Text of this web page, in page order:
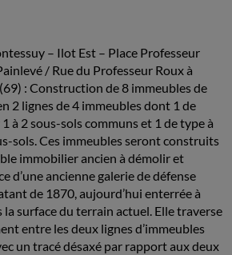
– Ilot Est – Place Professeur
/ Rue du Professeur Roux à
: Construction de 8 immeubles de
2 lignes de 4 immeubles dont 1 de
à 2 sous-sols communs et 1 de type à
sols. Ces immeubles seront construits
immobilier ancien à démolir et
d’une ancienne galerie de défense
de 1870, aujourd’hui enterrée à
la surface du terrain actuel. Elle traverse
entre les deux lignes d’immeubles
un tracé désaxé par rapport aux deux